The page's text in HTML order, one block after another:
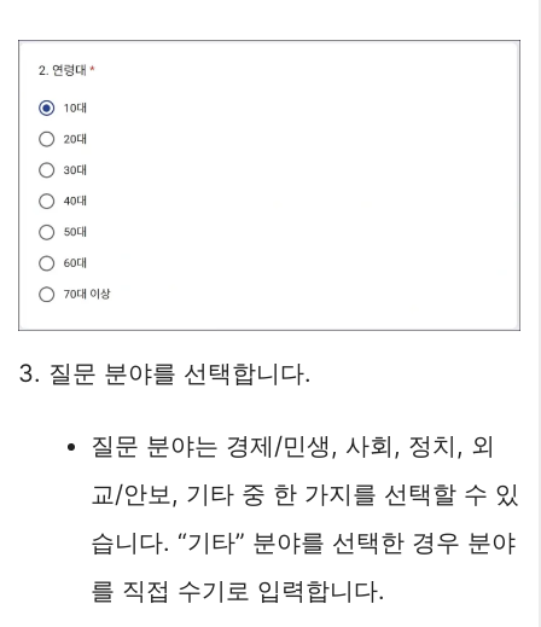
3. 질문 분야를 선택합니다.
질문 분야는 경제/민생, 사회, 정치, 외
교/안보, 기타 중 한 가지를 선택할 수 있
습니다. “기타” 분야를 선택한 경우 분야
를 직접 수기로 입력합니다.